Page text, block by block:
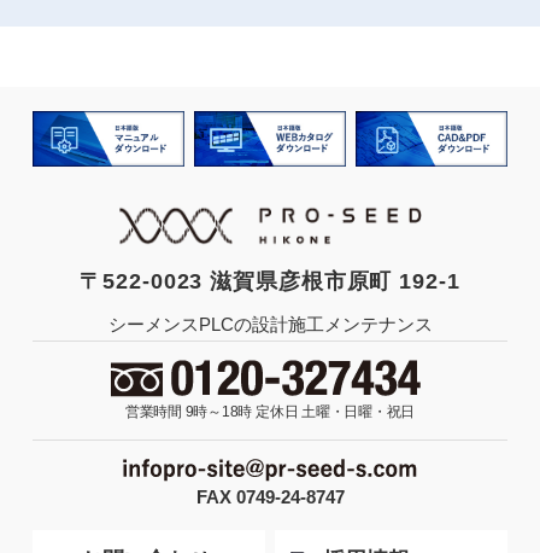
〒522-0023 滋賀県彦根市原町 192-1
シーメンスPLCの設計施工メンテナンス
営業時間 9時～18時 定休日 土曜・日曜・祝日
FAX 0749-24-8747